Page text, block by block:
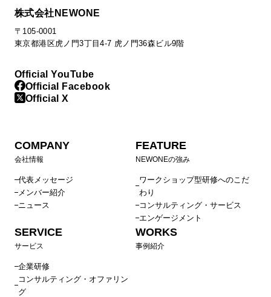
株式会社NEWONE
〒105-0001
東京都港区虎ノ門3丁目4-7 虎ノ門36森ビル9階
Official YouTube
Official Facebook
Official X
COMPANY
会社情報
代表メッセージ
メンバー紹介
ニュース
FEATURE
NEWONEの強み
ワークショップ型研修へのこだ
わり
コンサルティング・サービス
エンゲージメント
SERVICE
サービス
企業研修
コンサルティング・オファリン
グ
WORKS
事例紹介